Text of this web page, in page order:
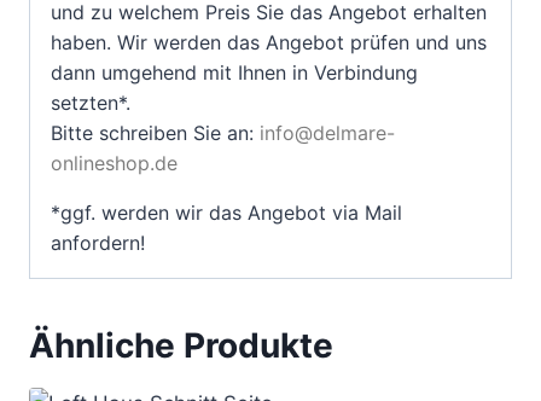
und zu welchem Preis Sie das Angebot erhalten
haben. Wir werden das Angebot prüfen und uns
dann umgehend mit Ihnen in Verbindung
setzten*.
Bitte schreiben Sie an: info@delmare-
onlineshop.de
*ggf. werden wir das Angebot via Mail
anfordern!
Ähnliche Produkte